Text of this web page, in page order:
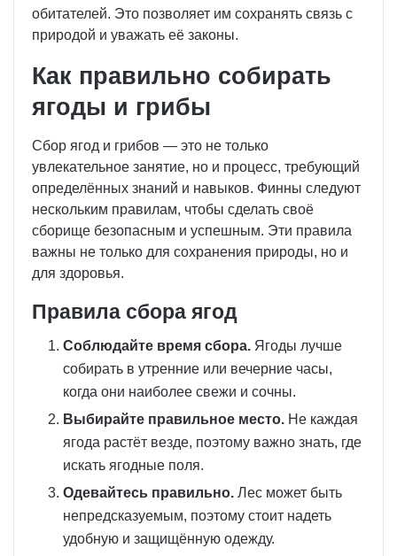
обитателей. Это позволяет им сохранять связь с
природой и уважать её законы.
Как правильно собирать
ягоды и грибы
Сбор ягод и грибов — это не только
увлекательное занятие, но и процесс, требующий
определённых знаний и навыков. Финны следуют
нескольким правилам, чтобы сделать своё
сборище безопасным и успешным. Эти правила
важны не только для сохранения природы, но и
для здоровья.
Правила сбора ягод
Соблюдайте время сбора. Ягоды лучше
собирать в утренние или вечерние часы,
когда они наиболее свежи и сочны.
Выбирайте правильное место. Не каждая
ягода растёт везде, поэтому важно знать, где
искать ягодные поля.
Одевайтесь правильно. Лес может быть
непредсказуемым, поэтому стоит надеть
удобную и защищённую одежду.